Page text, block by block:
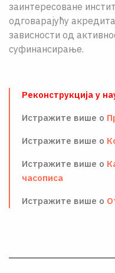
заинтересоване
одговарајућу
зависности од
суфинансирање.
Реконструкција у
Истражите више о
Истражите више о
Истражите више о
часописа
Истражите више о